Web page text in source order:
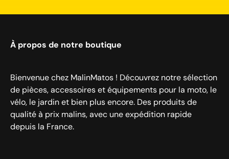
À propos de notre boutique
Bienvenue chez MalinMatos ! Découvrez notre sélection
de pièces, accessoires et équipements pour la moto, le
vélo, le jardin et bien plus encore. Des produits de
qualité à prix malins, avec une expédition rapide
depuis la France.